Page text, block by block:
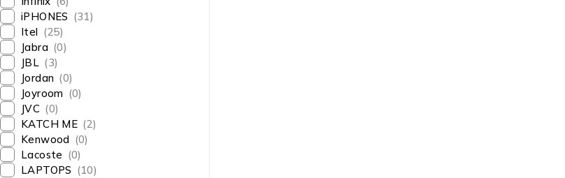
iPHONES (31)
Itel (25)
Jabra (0)
JBL (3)
Jordan (0)
Joyroom (0)
JVC (0)
KATCH ME (2)
Kenwood (0)
Lacoste (0)
LAPTOPS (10)